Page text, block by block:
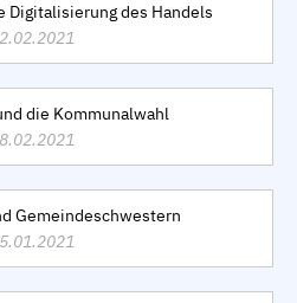
Digitalisierung des Handels
die Kommunalwahl
Gemeindeschwestern